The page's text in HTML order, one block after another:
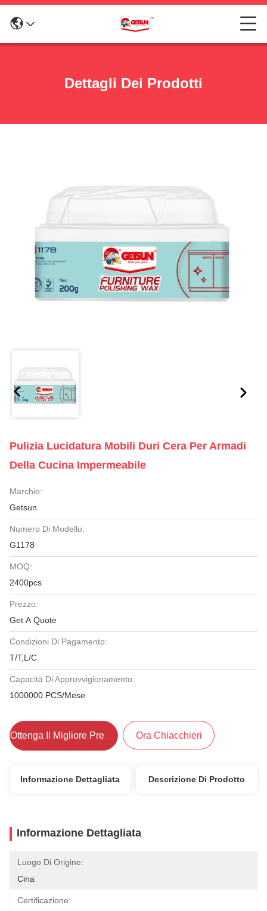
Dettagli Dei Prodotti
Pulizia Lucidatura Mobili Duri Cera Per Armadi
Della Cucina Impermeabile
Marchio:
Getsun
Numero Di Modello:
G1178
MOQ:
2400pcs
Prezzo:
Get A Quote
Condizioni Di Pagamento:
T/T,L/C
Capacità Di Approvvigionamento:
1000000 PCS/Mese
Ottenga Il Migliore Prezzo Ora Chiacchieri
Informazione Dettagliata Descrizione Di Prodotto
Informazione Dettagliata
Luogo Di Origine:
Cina
Certificazione: